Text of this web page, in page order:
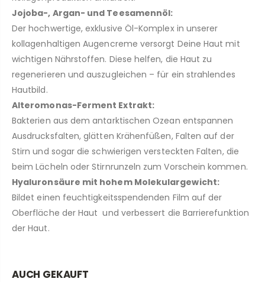
Jojoba-, Argan- und Teesamennöl:
Der hochwertige, exklusive Öl-Komplex in unserer
kollagenhaltigen Augencreme versorgt Deine Haut mit
wichtigen Nährstoffen. Diese helfen, die Haut zu
regenerieren und auszugleichen – für ein strahlendes
Hautbild.
Alteromonas-Ferment Extrakt:
Bakterien aus dem antarktischen Ozean entspannen
Ausdrucksfalten, glätten Krähenfüßen, Falten auf der
Stirn und sogar die schwierigen versteckten Falten, die
beim Lächeln oder Stirnrunzeln zum Vorschein kommen.
Hyaluronsäure mit hohem Molekulargewicht:
Bildet einen feuchtigkeitsspendenden Film auf der
Oberfläche der Haut und verbessert die Barrierefunktion
der Haut.
AUCH GEKAUFT